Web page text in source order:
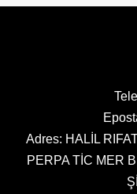
Adres: HALİL
PERPA TİC MER